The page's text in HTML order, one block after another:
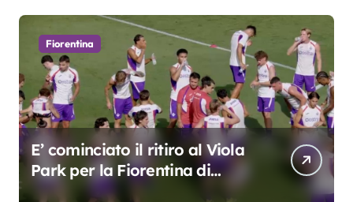
Fiorentina
E’ cominciato il ritiro al Viola
Park per la Fiorentina di
Grosso